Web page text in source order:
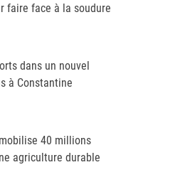
faire face à la soudure
dans un nouvel
à Constantine
mobilise 40 millions
agriculture durable